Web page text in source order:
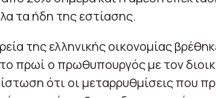
τα ήδη της εστίασης.
της ελληνικής οικονομίας
το πρωί ο πρωθυπουργός με τον
ότι οι μεταρρυθμίσεις που